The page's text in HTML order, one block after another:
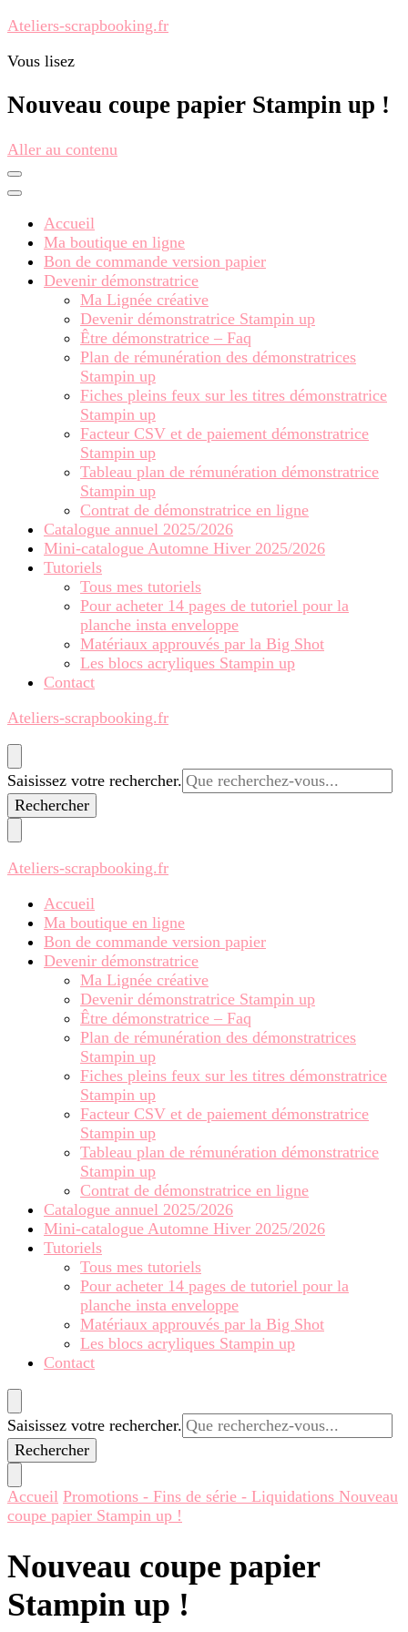
Ateliers-scrapbooking.fr
Vous lisez
Nouveau coupe papier Stampin up !
Aller au contenu
Accueil
Ma boutique en ligne
Bon de commande version papier
Devenir démonstratrice
Ma Lignée créative
Devenir démonstratrice Stampin up
Être démonstratrice – Faq
Plan de rémunération des démonstratrices
Stampin up
Fiches pleins feux sur les titres démonstratrice
Stampin up
Facteur CSV et de paiement démonstratrice
Stampin up
Tableau plan de rémunération démonstratrice
Stampin up
Contrat de démonstratrice en ligne
Catalogue annuel 2025/2026
Mini-catalogue Automne Hiver 2025/2026
Tutoriels
Tous mes tutoriels
Pour acheter 14 pages de tutoriel pour la
planche insta enveloppe
Matériaux approuvés par la Big Shot
Les blocs acryliques Stampin up
Contact
Ateliers-scrapbooking.fr
Vous
recherchiez
quelque
Saisissez votre rechercher.
Ateliers-scrapbooking.fr
Accueil
Ma boutique en ligne
Bon de commande version papier
Devenir démonstratrice
Ma Lignée créative
Devenir démonstratrice Stampin up
Être démonstratrice – Faq
Plan de rémunération des démonstratrices
Stampin up
Fiches pleins feux sur les titres démonstratrice
Stampin up
Facteur CSV et de paiement démonstratrice
Stampin up
Tableau plan de rémunération démonstratrice
Stampin up
Contrat de démonstratrice en ligne
Catalogue annuel 2025/2026
Mini-catalogue Automne Hiver 2025/2026
Tutoriels
Tous mes tutoriels
Pour acheter 14 pages de tutoriel pour la
planche insta enveloppe
Matériaux approuvés par la Big Shot
Les blocs acryliques Stampin up
Contact
Vous
recherchiez
quelque
Saisissez votre rechercher.
Accueil Promotions - Fins de série - Liquidations Nouveau
coupe papier Stampin up !
Nouveau coupe papier
Stampin up !